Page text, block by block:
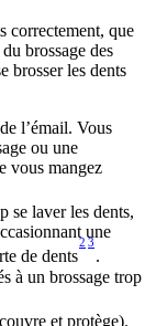
correctement, que
brossage des
brosser les dents
l’émail. Vous
ou une
vous mangez
se laver les dents,
une
de dents
2 3
.
à un brossage trop
et protège).